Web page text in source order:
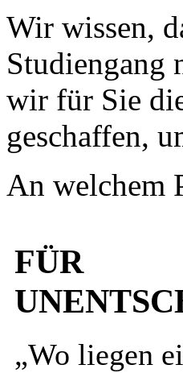
Wir wissen,
Studiengang
wir für Sie
geschaffen,
An welchem
FÜR
„Wo liegen